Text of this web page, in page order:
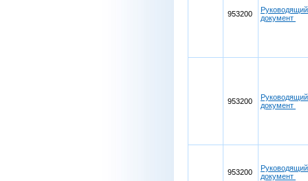
953200
Руководящий
документ
953200
Руководящий
документ
953200
Руководящий
документ